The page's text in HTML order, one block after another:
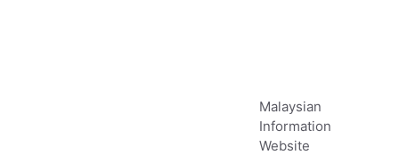
Malaysian
Information
Website